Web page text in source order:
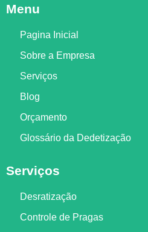
Menu
Pagina Inicial
Sobre a Empresa
Serviços
Blog
Orçamento
Glossário da Dedetização
Serviços
Desratização
Controle de Pragas